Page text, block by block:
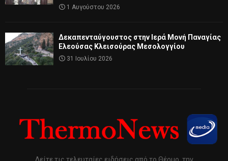
1 Αυγούστου 2026
Δεκαπενταύγουστος στην Ιερά Μονή Παναγίας
Ελεούσας Κλεισούρας Μεσολογγίου
31 Ιουλίου 2026
Δείτε τις τελευταίες ειδήσεις από το Θέρμο, την